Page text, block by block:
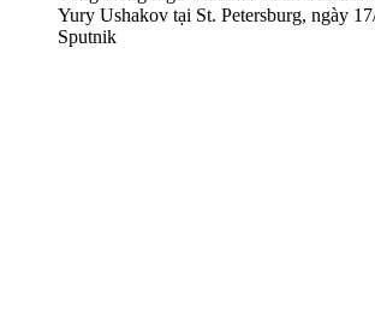
Yury Ushakov tại St. Petersburg, ngày
Sputnik